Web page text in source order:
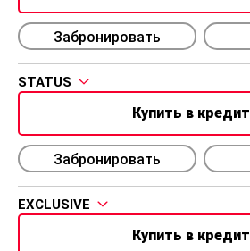
Забронировать
STATUS
Купить в кредит
Забронировать
EXCLUSIVE
Купить в кредит